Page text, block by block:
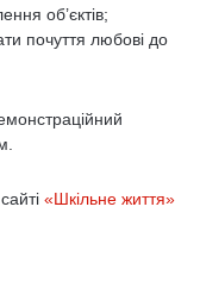
об’єктів;
почуття любові до
«Шкільне життя»